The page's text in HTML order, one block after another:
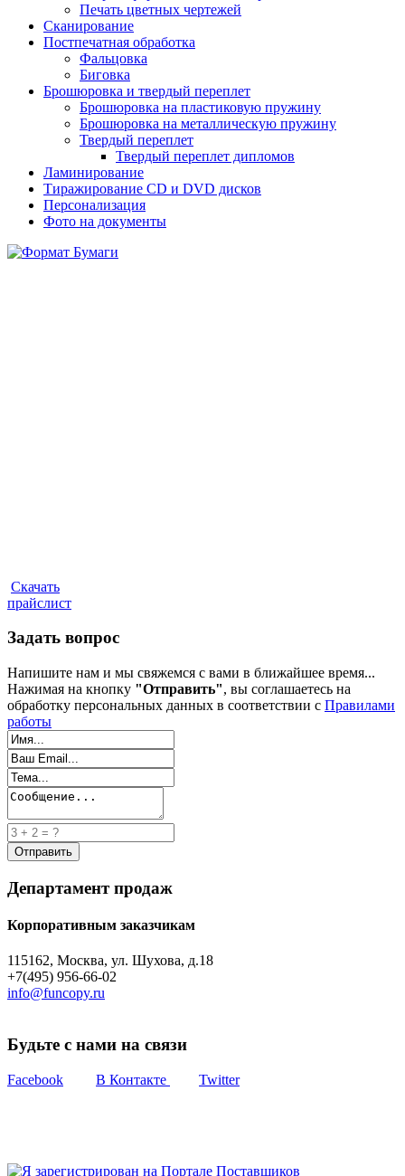
Печать цветных чертежей
Сканирование
Постпечатная обработка
Фальцовка
Биговка
Брошюровка и твердый переплет
Брошюровка на пластиковую пружину
Брошюровка на металлическую пружину
Твердый переплет
Твердый переплет дипломов
Ламинирование
Тиражирование CD и DVD дисков
Персонализация
Фото на документы
Скачать
прайслист
Задать вопрос
Напишите нам и мы свяжемся с вами в ближайшее время...
Нажимая на кнопку "Отправить", вы соглашаетесь на
обработку персональных данных в соответствии с Правилами
работы
Департамент продаж
Корпоративным заказчикам
115162, Москва, ул. Шухова, д.18
+7(495) 956-66-02
info@funcopy.ru
Будьте с нами на связи
Facebook В Контакте Twitter